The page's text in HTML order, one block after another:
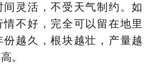
灵活，不受天气制约。如
不好，完全可以留在地里
份越久，根块越壮，产量越
。